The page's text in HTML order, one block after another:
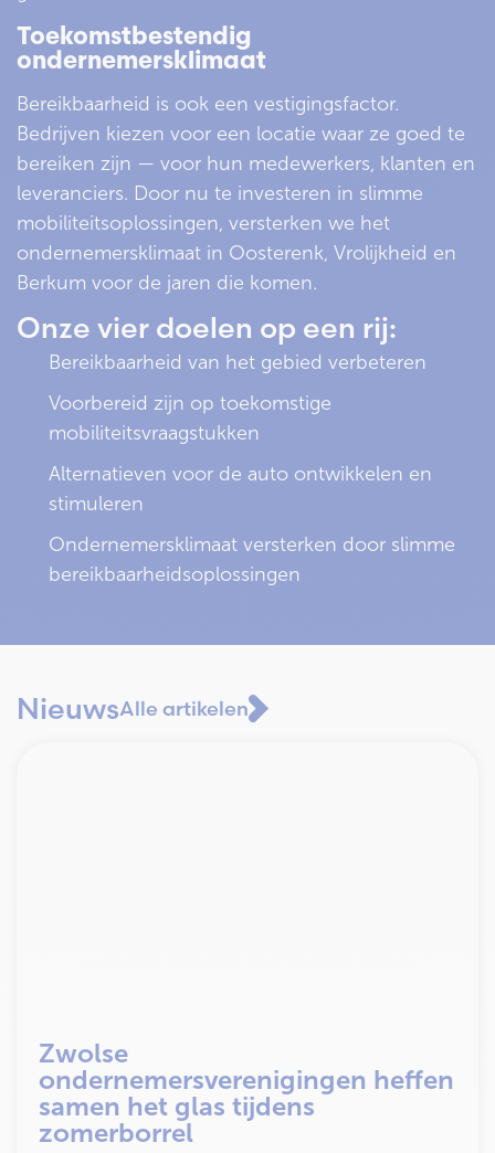
Toekomstbestendig
ondernemersklimaat
Bereikbaarheid is ook een vestigingsfactor.
Bedrijven kiezen voor een locatie waar ze goed te
bereiken zijn — voor hun medewerkers, klanten en
leveranciers. Door nu te investeren in slimme
mobiliteitsoplossingen, versterken we het
ondernemersklimaat in Oosterenk, Vrolijkheid en
Berkum voor de jaren die komen.
Onze vier doelen op een rij:
Bereikbaarheid van het gebied verbeteren
Voorbereid zijn op toekomstige
mobiliteitsvraagstukken
Alternatieven voor de auto ontwikkelen en
stimuleren
Ondernemersklimaat versterken door slimme
bereikbaarheidsoplossingen
NieuwsAlle artikelen
Zwolse
ondernemersverenigingen heffen
samen het glas tijdens
zomerborrel